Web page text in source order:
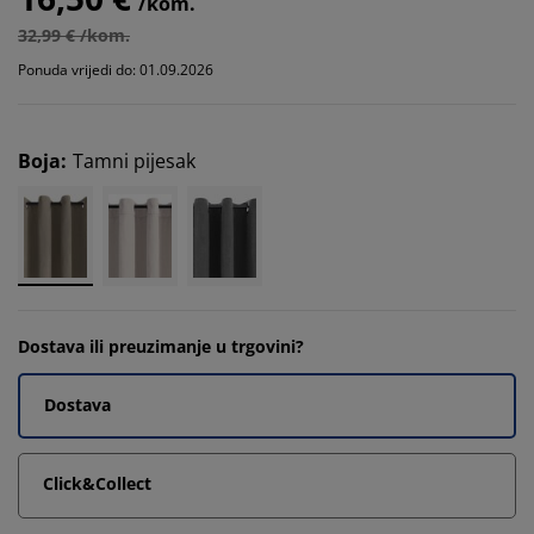
32,99 € /kom.
Ponuda vrijedi do: 01.09.2026
Boja: Tamni pijesak
Dostava ili preuzimanje u trgovini?
Dostava
Click&Collect